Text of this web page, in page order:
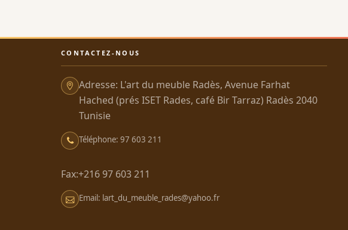
CONTACTEZ-NOUS
Adresse: L'art du meuble Radès, Avenue Farhat
Hached (prés ISET Rades, café Bir Tarraz) Radès 2040
Tunisie
Téléphone: 97 603 211
Fax:+216 97 603 211
Email: lart_du_meuble_rades@yahoo.fr